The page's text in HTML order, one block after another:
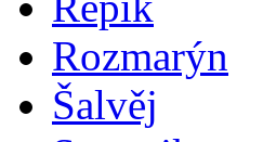
Rozmarýn
Šalvěj